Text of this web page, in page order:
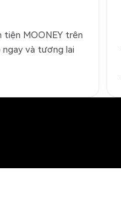
tiện MOONEY trên
và tương lai